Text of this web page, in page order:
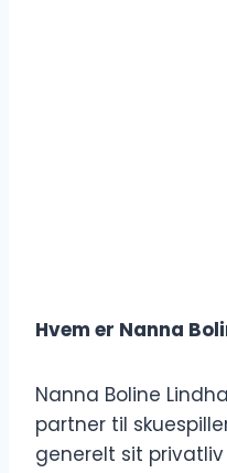
Hvem er Nanna
Nanna Boline
partner til
generelt sit